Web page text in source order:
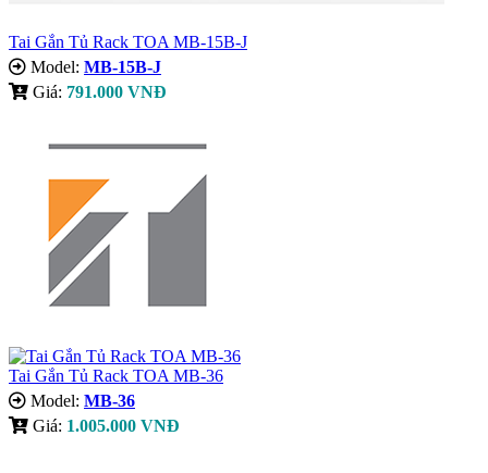
Tai Gắn Tủ Rack TOA MB-15B-J
Model: MB-15B-J
Giá: 791.000 VNĐ
Tai Gắn Tủ Rack TOA MB-36
Model: MB-36
Giá: 1.005.000 VNĐ